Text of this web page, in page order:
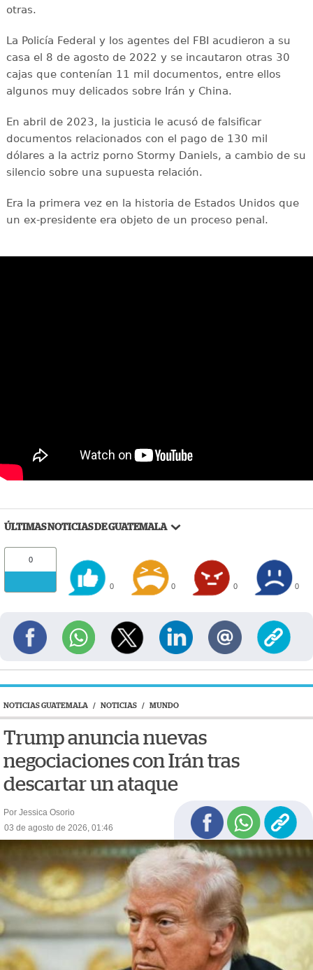
otras.
La Policía Federal y los agentes del FBI acudieron a su
casa el 8 de agosto de 2022 y se incautaron otras 30
cajas que contenían 11 mil documentos, entre ellos
algunos muy delicados sobre Irán y China.
En abril de 2023, la justicia le acusó de falsificar
documentos relacionados con el pago de 130 mil
dólares a la actriz porno Stormy Daniels, a cambio de su
silencio sobre una supuesta relación.
Era la primera vez en la historia de Estados Unidos que
un ex-presidente era objeto de un proceso penal.
ÚLTIMAS NOTICIAS DE GUATEMALA
0
0 0 0 0
NOTICIAS GUATEMALA / NOTICIAS / MUNDO
Trump anuncia nuevas
negociaciones con Irán tras
descartar un ataque
Por Jessica Osorio
03 de agosto de 2026, 01:46